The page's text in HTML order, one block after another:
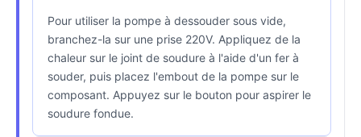
Pour utiliser la pompe à dessouder sous vide,
branchez-la sur une prise 220V. Appliquez de la
chaleur sur le joint de soudure à l'aide d'un fer à
souder, puis placez l'embout de la pompe sur le
composant. Appuyez sur le bouton pour aspirer le
soudure fondue.